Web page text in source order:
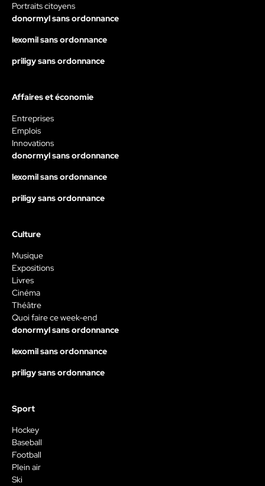
Portraits citoyens
donormyl sans ordonnance
lexomil sans ordonnance
priligy sans ordonnance
Affaires et économie
Entreprises
Emplois
Innovations
donormyl sans ordonnance
lexomil sans ordonnance
priligy sans ordonnance
Culture
Musique
Expositions
Livres
Cinéma
Théâtre
Quoi faire ce week-end
donormyl sans ordonnance
lexomil sans ordonnance
priligy sans ordonnance
Sport
Hockey
Baseball
Football
Plein air
Ski